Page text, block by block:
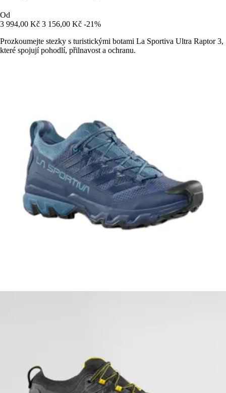
Od
3 994,00 Kč 3 156,00 Kč -21%
Prozkoumejte stezky s turistickými botami La Sportiva Ultra Raptor 3,
které spojují pohodlí, přilnavost a ochranu.